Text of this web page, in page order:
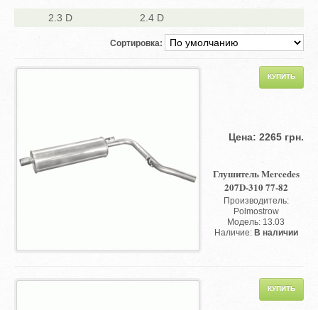
2.3 D 2.4 D
Сортировка:
Цена: 2265 грн.
Глушитель Mercedes
207D-310 77-82
Производитель:
Polmostrow
Модель: 13.03
Наличие: В наличии